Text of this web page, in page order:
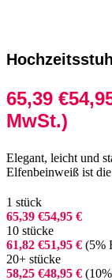
65,39 €
MwSt.)
Elegant, leicht und
Elfenbeinweiß ist
1 stück
65,39 €54,95 €
10 stücke
61,82 €51,95 € (5%
20+ stücke
58,25 €48,95 €